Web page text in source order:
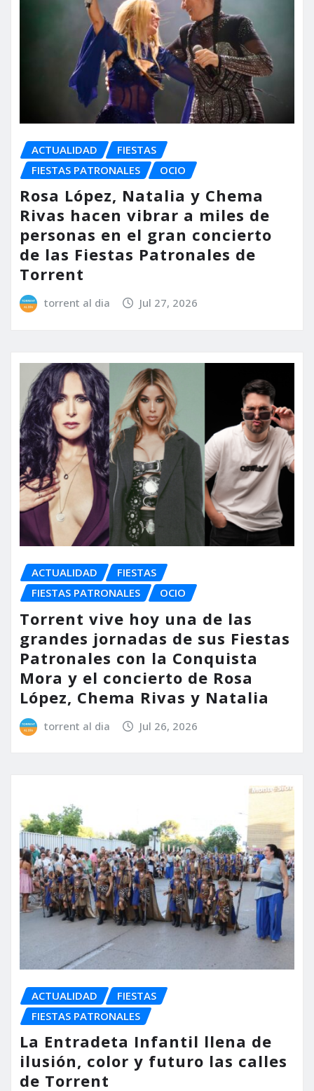
ACTUALIDAD
FIESTAS
FIESTAS PATRONALES
OCIO
Rosa López, Natalia y Chema
Rivas hacen vibrar a miles de
personas en el gran concierto
de las Fiestas Patronales de
Torrent
torrent al dia Jul 27, 2026
ACTUALIDAD
FIESTAS
FIESTAS PATRONALES
OCIO
Torrent vive hoy una de las
grandes jornadas de sus Fiestas
Patronales con la Conquista
Mora y el concierto de Rosa
López, Chema Rivas y Natalia
torrent al dia Jul 26, 2026
ACTUALIDAD
FIESTAS
FIESTAS PATRONALES
La Entradeta Infantil llena de
ilusión, color y futuro las calles
de Torrent